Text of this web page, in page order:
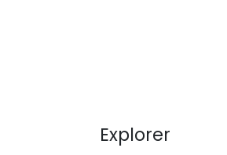
Explorer